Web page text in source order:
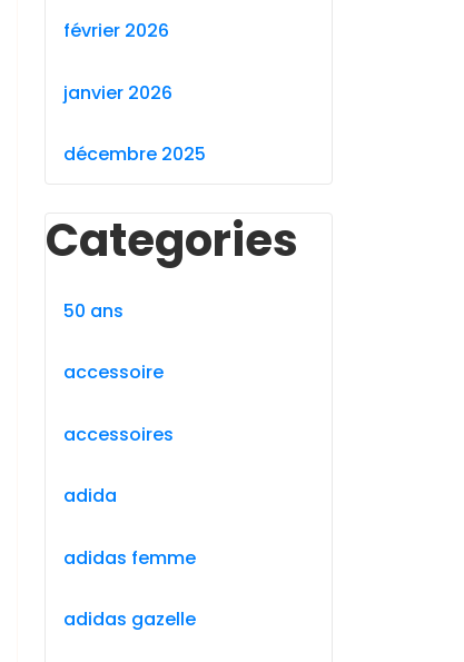
février 2026
janvier 2026
décembre 2025
Categories
50 ans
accessoire
accessoires
adida
adidas femme
adidas gazelle